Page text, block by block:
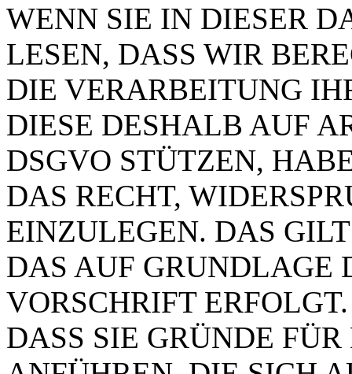
WENN SIE IN DIESER
LESEN, DASS WIR
DIE VERARBEITUNG
DIESE DESHALB AUF
DSGVO STÜTZEN,
DAS RECHT,
EINZULEGEN. DAS
DAS AUF GRUNDLAGE
VORSCHRIFT
DASS SIE GRÜNDE